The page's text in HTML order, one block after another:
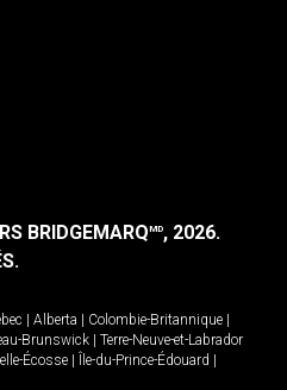
BRIDGEMARQMD, 2026.
Alberta Colombie-Britannique
Brunswick
Terre-Neuve-et-Labrador
Écosse Île-du-Prince-Édouard